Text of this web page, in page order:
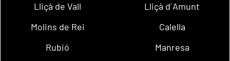
Lliçà de Vall
Lliçà d´Amunt
Molins de Rei
Calella
Rubió
Manresa